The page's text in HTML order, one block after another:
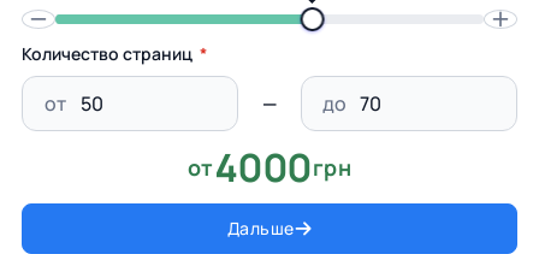
Количество страниц
от до
от4000грн
Дальше